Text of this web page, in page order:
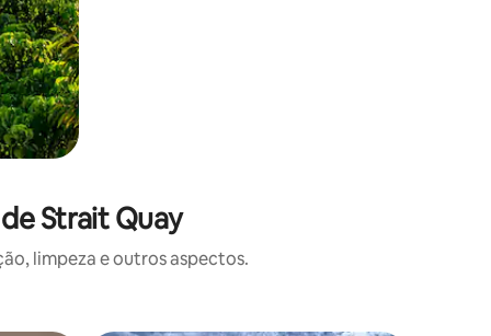
Strait Quay
limpeza e outros aspectos.